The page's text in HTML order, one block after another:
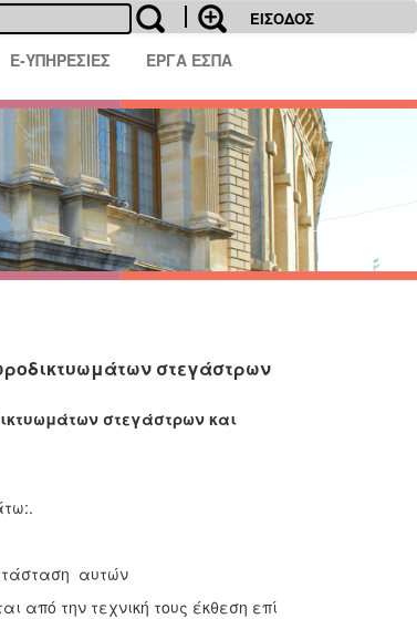
ΕΙΣΟΔΟΣ
E-ΥΠΗΡΕΣΙΕΣ ΕΡΓΑ ΕΣΠΑ
στεγάστρων
στεγάστρων και
αυτών
από την τεχνική τους έκθεση επί